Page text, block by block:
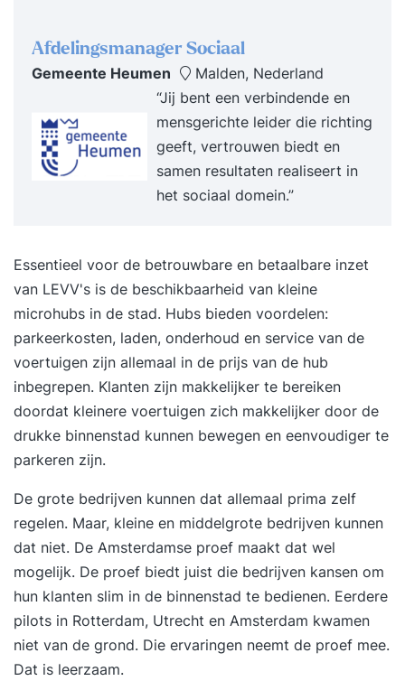
Afdelingsmanager Sociaal
Gemeente Heumen
Malden, Nederland
“Jij bent een verbindende en
mensgerichte leider die richting
geeft, vertrouwen biedt en
samen resultaten realiseert in
het sociaal domein.”
Essentieel voor de betrouwbare en betaalbare inzet
van LEVV's is de beschikbaarheid van kleine
microhubs in de stad. Hubs bieden voordelen:
parkeerkosten, laden, onderhoud en service van de
voertuigen zijn allemaal in de prijs van de hub
inbegrepen. Klanten zijn makkelijker te bereiken
doordat kleinere voertuigen zich makkelijker door de
drukke binnenstad kunnen bewegen en eenvoudiger te
parkeren zijn.
De grote bedrijven kunnen dat allemaal prima zelf
regelen. Maar, kleine en middelgrote bedrijven kunnen
dat niet. De Amsterdamse proef maakt dat wel
mogelijk. De proef biedt juist die bedrijven kansen om
hun klanten slim in de binnenstad te bedienen. Eerdere
pilots in Rotterdam, Utrecht en Amsterdam kwamen
niet van de grond. Die ervaringen neemt de proef mee.
Dat is leerzaam.